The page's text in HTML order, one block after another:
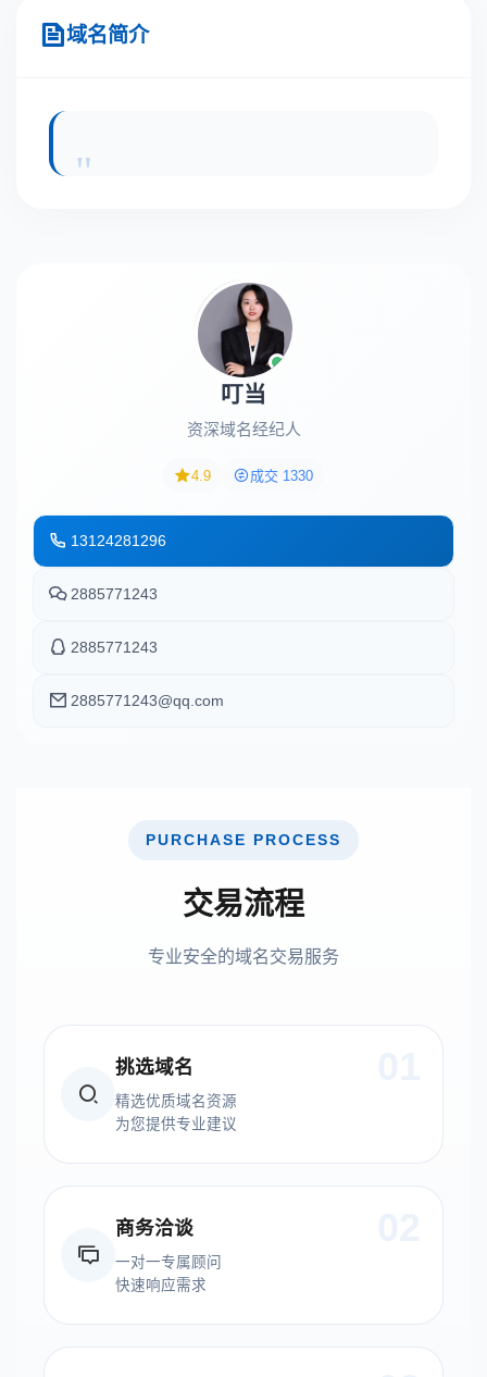
域名简介
叮当
资深域名经纪人
4.9 成交 1330
13124281296
2885771243
2885771243
2885771243@qq.com
PURCHASE PROCESS
交易流程
专业安全的域名交易服务
挑选域名
精选优质域名资源
为您提供专业建议
商务洽谈
一对一专属顾问
快速响应需求